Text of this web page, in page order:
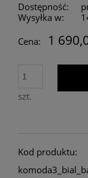
Dostępność:
Wysyłka w:
Cena:
1
szt.
Kod produktu: